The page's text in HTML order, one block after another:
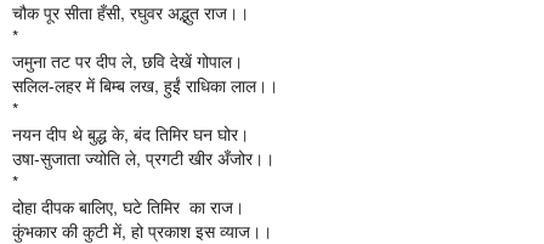
चौक पूर सीता हँसी, रघुवर अद्भुत राज।।
*
जमुना तट पर दीप ले, छवि देखें गोपाल।
सलिल-लहर में बिम्ब लख, हुईं राधिका लाल।।
*
नयन दीप थे बुद्ध के, बंद तिमिर घन घोर।
उषा-सुजाता ज्योति ले, प्रगटी खीर अँजोर।।
*
दोहा दीपक बालिए, घटे तिमिर  का राज।
कुंभकार की कुटी में, हो प्रकाश इस व्याज।।